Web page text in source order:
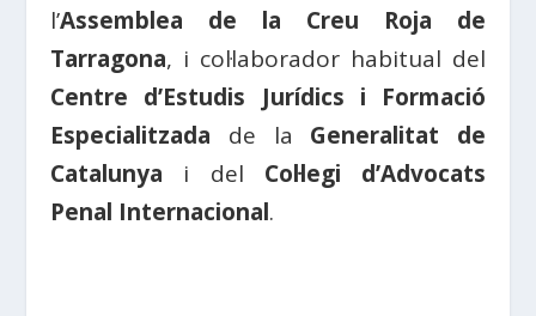
l’Assemblea de la Creu Roja de
Tarragona, i col·laborador habitual del
Centre d’Estudis Jurídics i Formació
Especialitzada de la Generalitat de
Catalunya i del Col·legi d’Advocats
Penal Internacional.